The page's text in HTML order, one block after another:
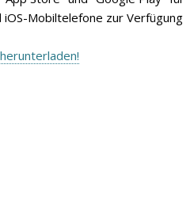
iOS-Mobiltelefone zur Verfügung